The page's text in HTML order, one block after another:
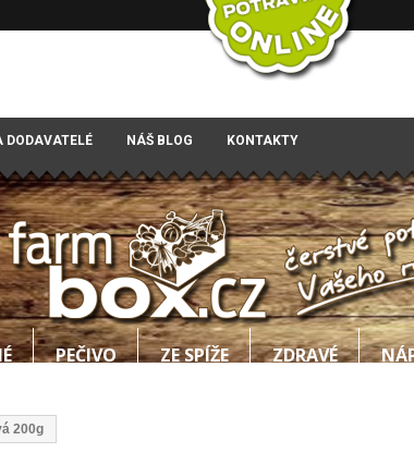
DODAVATELÉ NÁŠ BLOG KONTAKTY
PEČIVO ZE SPÍŽE ZDRAVÉ
200g